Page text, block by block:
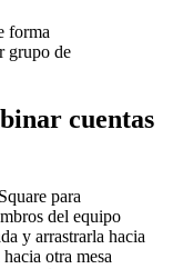
forma
grupo de
cuentas
para
del equipo
y arrastrarla hacia
otra mesa